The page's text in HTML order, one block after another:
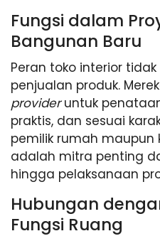
Fungsi dalam
Bangunan Baru
Peran toko interior
penjualan produk.
provideruntuk
praktis, dan sesuai
pemilik rumah maupun
adalah mitra penting
hingga pelaksanaan
Hubungan
Fungsi Ruang